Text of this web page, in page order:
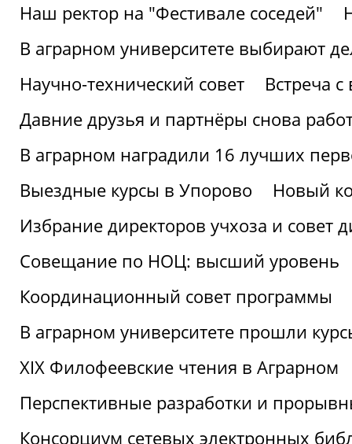
Наш ректор на "Фестивале соседей"
В аграрном университете выбирают
Научно-технический совет
Встреча
Давние друзья и партнёры снова
В аграрном наградили 16 лучших
Выездные курсы в Упорово
Новый
Избрание директоров учхоза и совет
Совещание по НОЦ: высший уровень
Координационный совет программы
В аграрном университете прошли
XIX Филофеевские чтения в Аграрном
Перспективные разработки и
Консорциум сетевых электронных